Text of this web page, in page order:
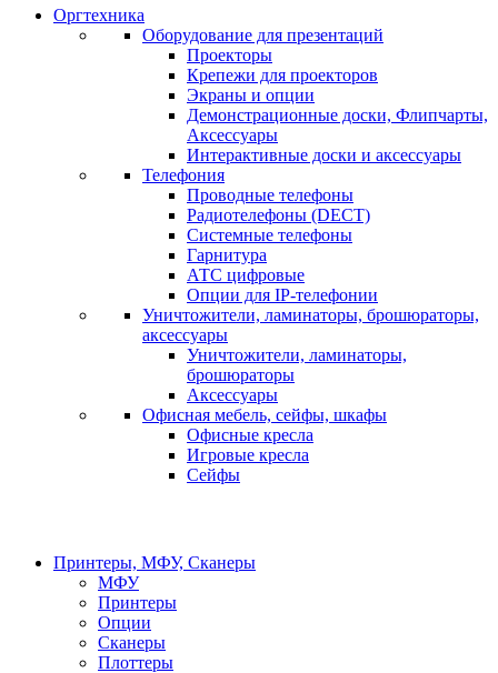
Оргтехника
Оборудование для презентаций
Проекторы
Крепежи для проекторов
Экраны и опции
Демонстрационные доски, Флипчарты,
Аксессуары
Интерактивные доски и аксессуары
Телефония
Проводные телефоны
Радиотелефоны (DECT)
Системные телефоны
Гарнитура
АТС цифровые
Опции для IP-телефонии
Уничтожители, ламинаторы, брошюраторы,
аксессуары
Уничтожители, ламинаторы,
брошюраторы
Аксессуары
Офисная мебель, сейфы, шкафы
Офисные кресла
Игровые кресла
Сейфы
Принтеры, МФУ, Сканеры
МФУ
Принтеры
Опции
Сканеры
Плоттеры